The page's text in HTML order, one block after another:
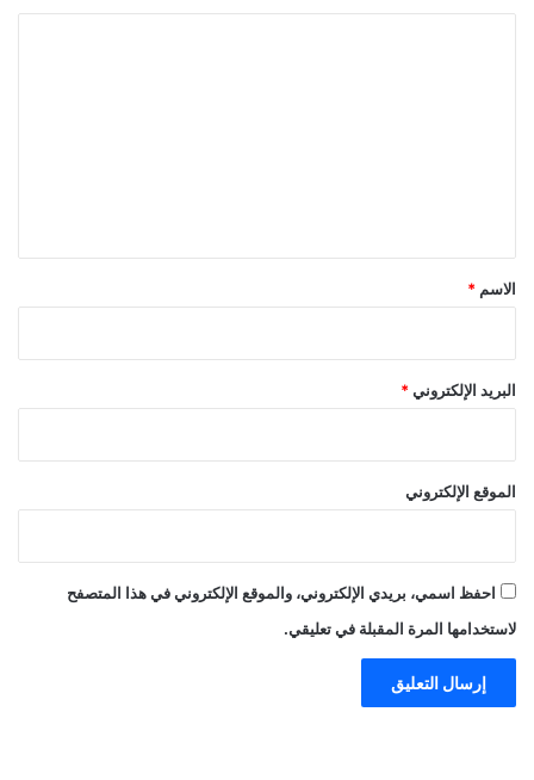
*
الاسم *
البريد الإلكتروني *
الموقع الإلكتروني
احفظ اسمي، بريدي الإلكتروني، والموقع الإلكتروني في هذا المتصفح
لاستخدامها المرة المقبلة في تعليقي.